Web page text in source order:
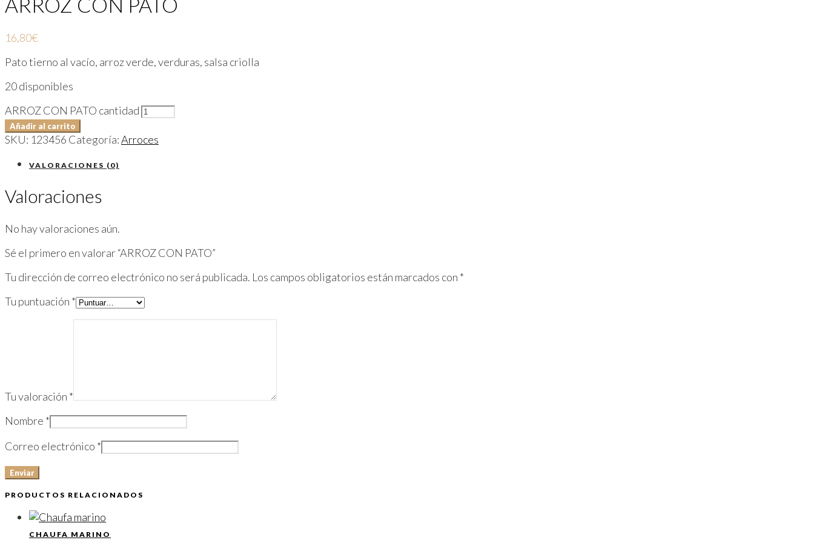
16,80€
Pato tierno al vacío, arroz verde, verduras, salsa criolla
20 disponibles
ARROZ CON PATO cantidad
Añadir al carrito
SKU: 123456 Categoría:Arroces
VALORACIONES (0)
Valoraciones
No hay valoraciones aún.
Sé el primero en valorar “ARROZ CON PATO”
Tu dirección de correo electrónico no será publicada. Los campos obligatorios están marcados con *
Tu puntuación *
Tu valoración *
Nombre *
Correo electrónico *
PRODUCTOS RELACIONADOS
CHAUFA MARINO